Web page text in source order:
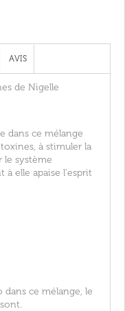
AVIS
de Nigelle
dans ce mélange
à stimuler la
le système
à elle apaise l'esprit
ce mélange, le